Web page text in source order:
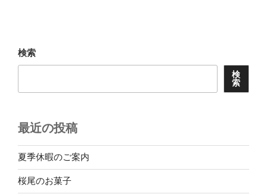
ン
検索
検
索
最近の投稿
夏季休暇のご案内
桜尾のお菓子